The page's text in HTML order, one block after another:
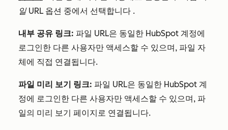
일 URL 옵션 중에서 선택합니다 .
내부 공유 링크: 파일 URL은 동일한 HubSpot 계정에
로그인한 다른 사용자만 액세스할 수 있으며, 파일 자
체에 직접 연결됩니다.
파일 미리 보기 링크: 파일 URL은 동일한 HubSpot 계
정에 로그인한 다른 사용자만 액세스할 수 있으며, 파
일의 미리 보기 페이지로 연결됩니다.